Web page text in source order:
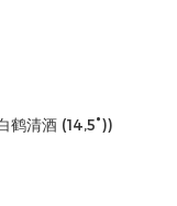
清酒 (14,5°))